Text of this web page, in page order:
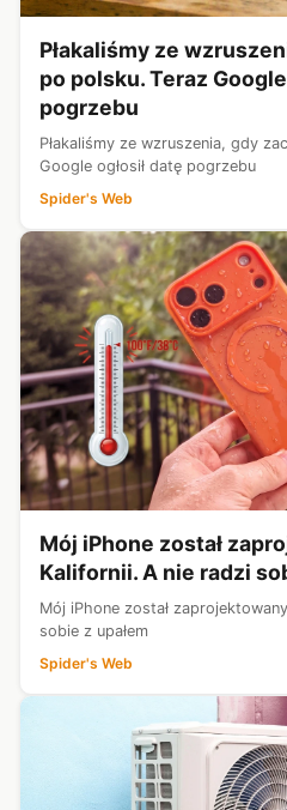
Płakaliśmy ze
po polsku. Teraz Google
pogrzebu
Płakaliśmy ze wzruszenia, gdy
Google ogłosił datę pogrzebu
Spider's Web
Mój iPhone został
Kalifornii. A nie radzi
Mój iPhone został
sobie z upałem
Spider's Web